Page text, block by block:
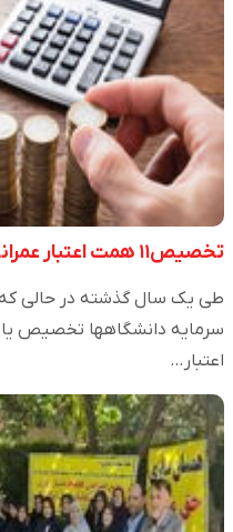
تخصیص۱۱ همت اعتبار عمرانی به دانشگاه ها در ۱ سال
اعتبار…